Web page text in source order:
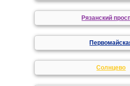
Рязанский
Солнцево